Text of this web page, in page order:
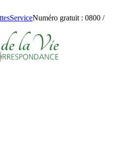
ServiceNuméro gratuit : 0800 /